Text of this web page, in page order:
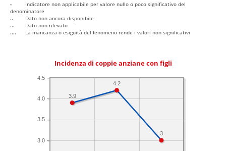
-
Indicatore non applicabile per valore nullo o poco significativo del
denominatore
..
Dato non ancora disponibile
...
Dato non rilevato
....
La mancanza o esiguità del fenomeno rende i valori non significativi
Incidenza di coppie anziane con figli
3.0
3.5
4.0
4.5
3
4.2
3.9